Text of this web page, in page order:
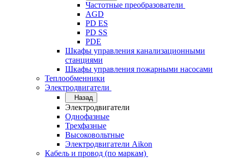
Частотные преобразователи
AGD
PD ES
PD SS
PDE
Шкафы управления канализационными
станциями
Шкафы управления пожарными насосами
Теплообменники
Электродвигатели
Назад
Электродвигатели
Однофазные
Трехфазные
Высоковольтные
Электродвигатели Aikon
Кабель и провод (по маркам)